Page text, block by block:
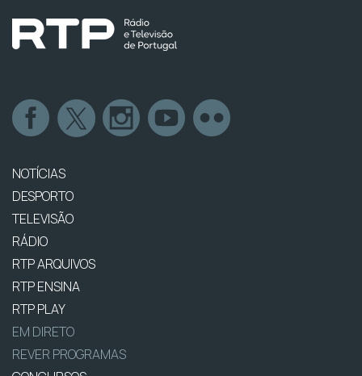
NOTÍCIAS
DESPORTO
TELEVISÃO
RÁDIO
RTP ARQUIVOS
RTP ENSINA
RTP PLAY
EM DIRETO
REVER PROGRAMAS